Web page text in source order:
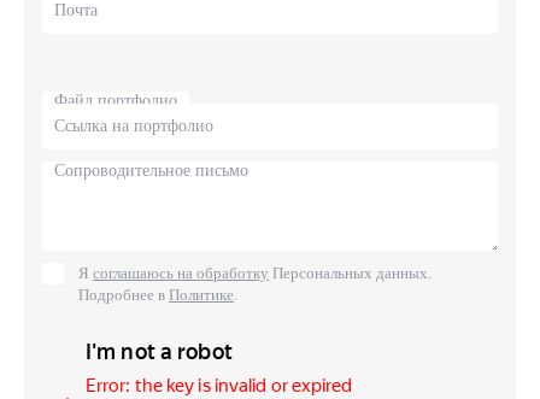
Файл портфолио
Я соглашаюсь на обработку Персональных данных.
Подробнее в Политике.